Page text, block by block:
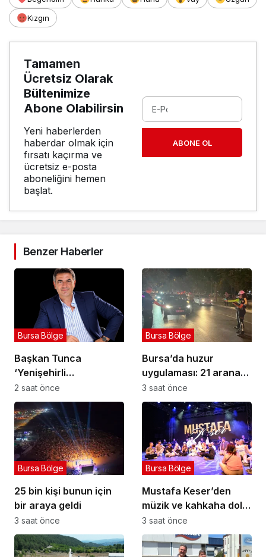
Kızgın
Tamamen
Ücretsiz Olarak
Bültenimize
Abone Olabilirsin
Yeni haberlerden
haberdar olmak için
fırsatı kaçırma ve
ücretsiz e-posta
aboneliğini hemen
başlat.
ABONE OL
Benzer Haberler
Başkan Tunca
‘Yenişehirli
üreticilerimizin her
daim yanındayız’
Bursa Bölge
2 saat önce
Bursa’da huzur
uygulaması: 21 aranan
şahıs yakalandı, 388
bin TL ceza kesildi
Bursa Bölge
3 saat önce
25 bin kişi bunun için
bir araya geldi
Bursa Bölge
3 saat önce
Mustafa Keser’den
müzik ve kahkaha dolu
gece
Bursa Bölge
3 saat önce